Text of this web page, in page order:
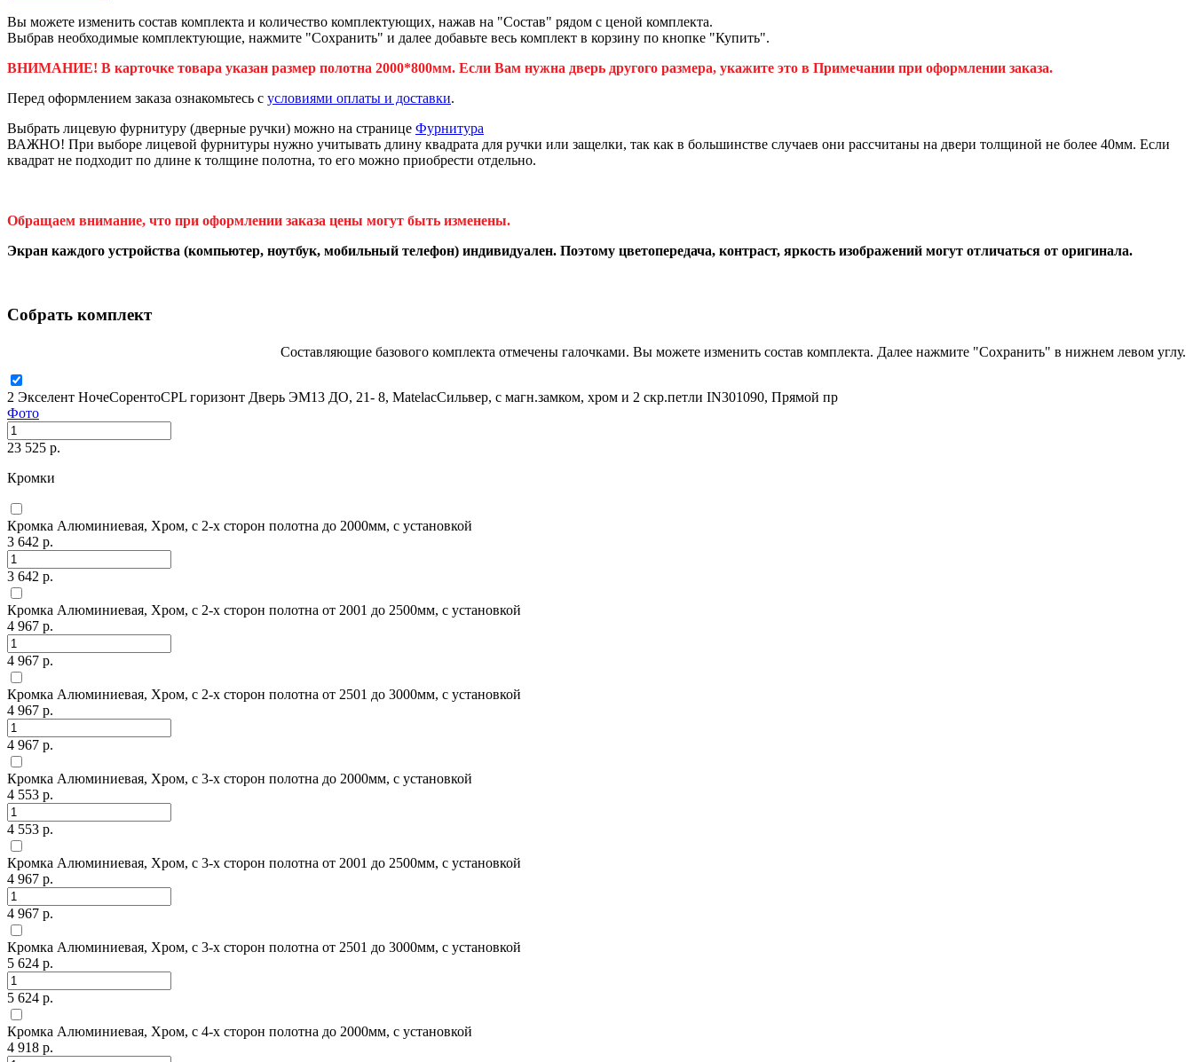
Вы можете изменить состав комплекта и количество комплектующих, нажав на "Состав" рядом с ценой комплекта.
Выбрав необходимые комплектующие, нажмите "Сохранить" и далее добавьте весь комплект в корзину по кнопке "Купить".
ВНИМАНИЕ! В карточке товара указан размер полотна 2000*800мм. Если Вам нужна дверь другого размера, укажите это в Примечании при оформлении заказа.
Перед оформлением заказа ознакомьтесь с условиями оплаты и доставки.
Выбрать лицевую фурнитуру (дверные ручки) можно на странице Фурнитура
ВАЖНО! При выборе лицевой фурнитуры нужно учитывать длину квадрата для ручки или защелки, так как в большинстве случаев они рассчитаны на двери толщиной не более 40мм. Если
квадрат не подходит по длине к толщине полотна, то его можно приобрести отдельно.
Обращаем внимание, что при оформлении заказа цены могут быть изменены.
Экран каждого устройства (компьютер, ноутбук, мобильный телефон) индивидуален. Поэтому цветопередача, контраст, яркость изображений могут отличаться от оригинала.
Собрать комплект
Составляющие базового комплекта отмечены галочками. Вы можете изменить состав комплекта. Далее нажмите "Сохранить" в нижнем левом углу.
2 Экселент НочеСорентоCPL горизонт Дверь ЭМ13 ДО, 21- 8, MatelacСильвер, с магн.замком, хром и 2 скр.петли IN301090, Прямой пр
Фото
23 525 р.
Кромки
Кромка Алюминиевая, Хром, с 2-х сторон полотна до 2000мм, с установкой
3 642 р.
3 642 р.
Кромка Алюминиевая, Хром, с 2-х сторон полотна от 2001 до 2500мм, с установкой
4 967 р.
4 967 р.
Кромка Алюминиевая, Хром, с 2-х сторон полотна от 2501 до 3000мм, с установкой
4 967 р.
4 967 р.
Кромка Алюминиевая, Хром, с 3-х сторон полотна до 2000мм, с установкой
4 553 р.
4 553 р.
Кромка Алюминиевая, Хром, с 3-х сторон полотна от 2001 до 2500мм, с установкой
4 967 р.
4 967 р.
Кромка Алюминиевая, Хром, с 3-х сторон полотна от 2501 до 3000мм, с установкой
5 624 р.
5 624 р.
Кромка Алюминиевая, Хром, с 4-х сторон полотна до 2000мм, с установкой
4 918 р.